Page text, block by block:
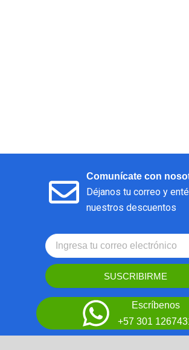
Comunícate con
Déjanos tu correo y
nuestros descuentos
SUSCRIBIRME
Escríbenos
+57 301